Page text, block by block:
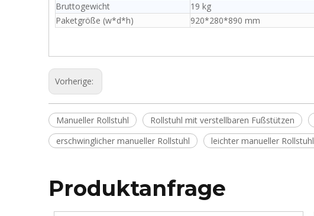
Bruttogewicht
19 kg
Paketgröße (w*d*h)
920*280*890 mm
Vorherige:
Manueller Rollstuhl Rollstuhl mit verstellbaren Fußstützen
erschwinglicher manueller Rollstuhl
leichter manueller Rollstuhl
Produktanfrage